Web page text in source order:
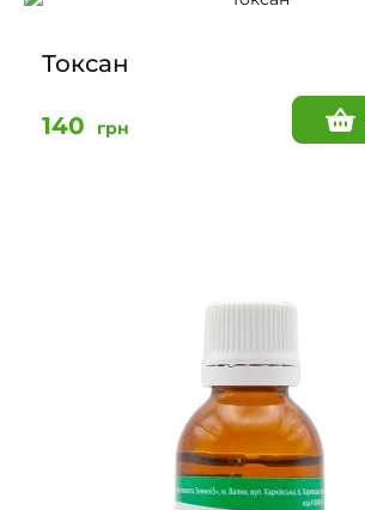
Токсан
140 грн